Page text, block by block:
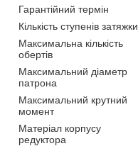
Гарантійний термін
Кількість ступенів затяжки
Максимальна кількість
обертів
Максимальний діаметр
патрона
Максимальний крутний
момент
Матеріал корпусу
редуктора